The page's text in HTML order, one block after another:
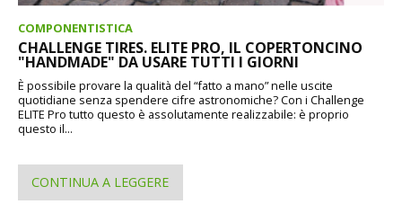
COMPONENTISTICA
CHALLENGE TIRES. ELITE PRO, IL COPERTONCINO
"HANDMADE" DA USARE TUTTI I GIORNI
È possibile provare la qualità del “fatto a mano” nelle uscite
quotidiane senza spendere cifre astronomiche? Con i Challenge
ELITE Pro tutto questo è assolutamente realizzabile: è proprio
questo il...
CONTINUA A LEGGERE